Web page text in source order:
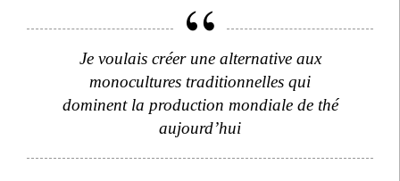
Je voulais créer une alternative aux
monocultures traditionnelles qui
dominent la production mondiale de thé
aujourd’hui